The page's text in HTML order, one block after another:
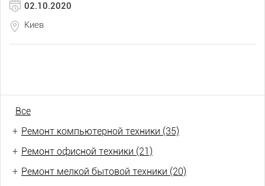
02.10.2020
Киев
Все
+ Ремонт компьютерной техники (35)
+ Ремонт офисной техники (21)
+ Ремонт мелкой бытовой техники (20)